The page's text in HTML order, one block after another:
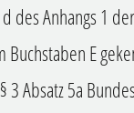
des Anhangs 1
E
Absatz 5a